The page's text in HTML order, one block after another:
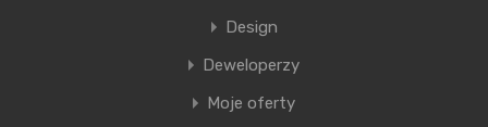
Design
Deweloperzy
Moje oferty